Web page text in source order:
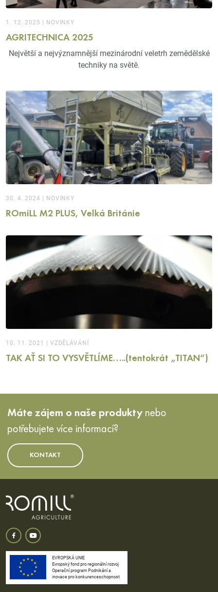
1. 12. 2025 | NOVINKY
AGRITECHNICA 2025
Největší a nejvýznamnější mezinárodní veletrh zemědělské
techniky na světě.
30. 4. 2024 | NOVINKY
ROmiLL M2 PLUS, Velká Británie
10. 11. 2021 | VZDĚLÁVÁNÍ
TAK AŤ SI TO VYSVĚTLÍME…..(tentokrát „TITAN“)
Máte zájem o naše produkty nebo
potřebujete více informací?
KONTAKT
EVROPSKÁ UNIE
Evropský fond pro regionální rozvoj
Operační program Podnikání a
inovace pro konkurenceschopnost